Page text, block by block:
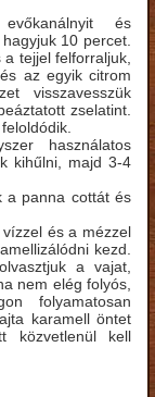
és
10 percet.
tejjel felforraljuk,
az egyik citrom
visszavesszük
zselatint.
használatos
kihűlni, majd 3-4
a panna cottát és
és a mézzel
kezd.
a vajat,
nem elég folyós,
folyamatosan
karamell öntet
közvetlenül kell